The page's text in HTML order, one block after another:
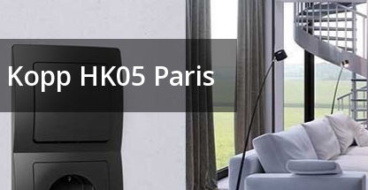
Kopp HK05 Paris